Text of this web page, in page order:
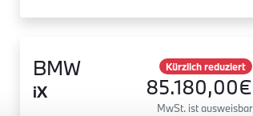
BMW
iX
Kürzlich reduziert
85.180,00€
MwSt. ist ausweisbar